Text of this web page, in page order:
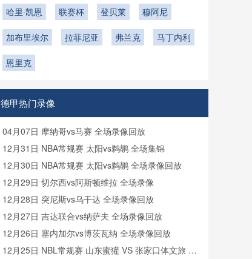
哈里·凯恩 联赛杯 登贝莱 穆阿尼
加布里埃尔 拉菲尼亚 弗兰克 马丁内利
恩里克
德甲热门录像
04月07日 摩纳哥vs马赛 全场录像回放
12月31日 NBA常规赛 太阳vs鹈鹕 全场集锦
12月30日 NBA常规赛 太阳vs鹈鹕 全场录像回放
12月29日 切尔西vs阿斯顿维拉 全场录像
12月28日 突尼斯vs乌干达 全场录像回放
12月27日 吉达联合vs纳萨夫 全场录像回放
12月26日 塞内加尔vs博茨瓦纳 全场录像回放
12月25日 NBL常规赛 山东蜜獾 VS 张家口体文旅 全